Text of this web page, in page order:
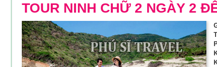
TOUR NINH CHỮ 2 NGÀY 2